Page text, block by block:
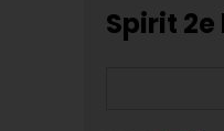
Spirit 2e